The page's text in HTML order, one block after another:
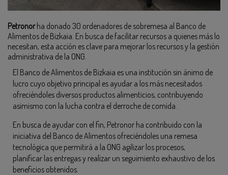
Petronorha donado 30 ordenadores de sobremesa al Banco de
Alimentos de Bizkaia. En busca de facilitar recursos a quienes más lo
necesitan, esta acción es clave para mejorar los recursos y la gestión
administrativa de la ONG.
El Banco de Alimentos de Bizkaia es una institución sin ánimo de
lucro cuyo objetivo principal es ayudar a los más necesitados
ofreciéndoles diversos productos alimenticios, contribuyendo
asimismo con la lucha contra el derroche de comida.
En busca de ayudar con el fin, Petronor ha contribuido con la
iniciativa del Banco de Alimentos ofreciéndoles una remesa
tecnológica que permitirá a la ONG agilizar los procesos,
planificar las entregas y realizar un seguimiento exhaustivo de los
beneficios obtenidos.